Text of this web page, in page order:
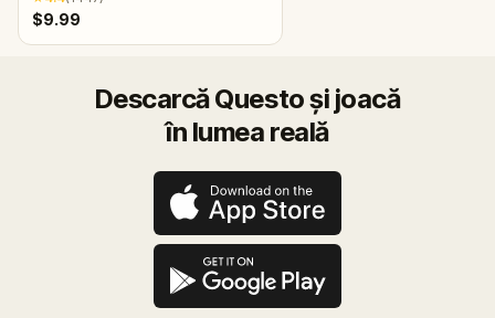
$9.99
Descarcă Questo și joacă
în lumea reală